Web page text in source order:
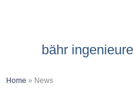
bähr ingenieure
Home » News